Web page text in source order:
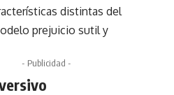
distintas del
prejuicio sutil y
- Publicidad -